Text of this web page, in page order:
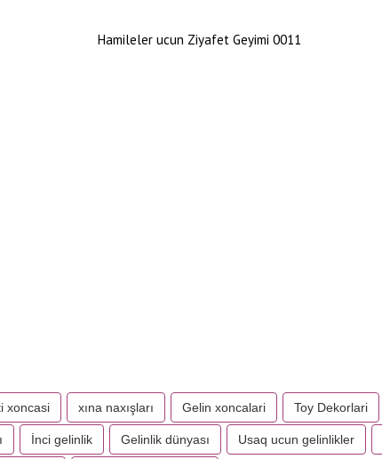
Hamileler ucun Ziyafet Geyimi 0011
xoncasi xına naxışları Gelin xoncalari Toy Dekorlari
İnci gelinlik Gelinlik dünyası Usaq ucun gelinlikler